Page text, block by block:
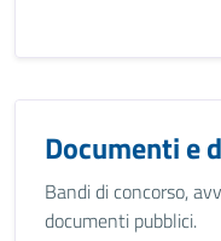
Documenti e
Bandi di concorso,
documenti pubblici.